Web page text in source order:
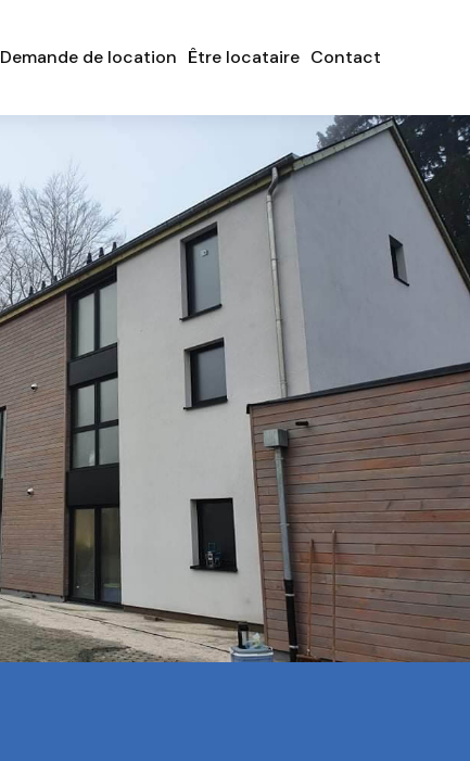
Demande de location Être locataire Contact